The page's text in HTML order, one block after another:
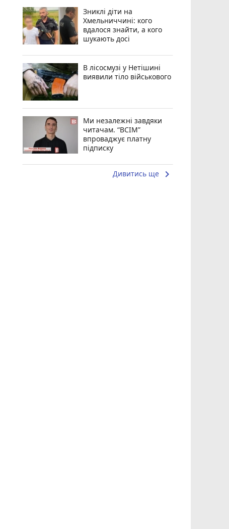
Зниклі діти на
Хмельниччині: кого
вдалося знайти, а кого
шукають досі
В лісосмузі у Нетішині
виявили тіло військового
Ми незалежні завдяки
читачам. “ВСІМ”
впроваджує платну
підписку
Дивитись ще keyboard_arrow_right